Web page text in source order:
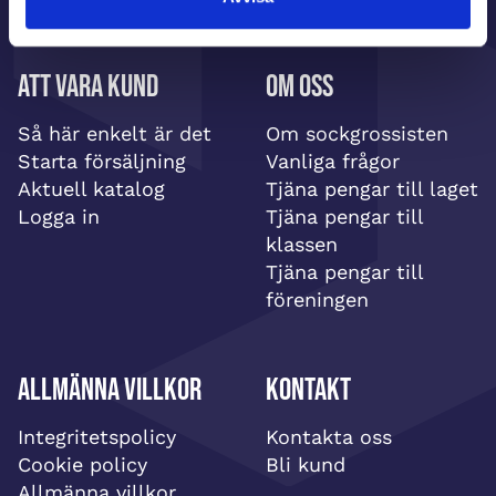
Att vara kund
Så här enkelt är det
Starta försäljning
Aktuell katalog
Logga in
Om oss
Om sockgrossisten
Vanliga frågor
Tjäna pengar till laget
Tjäna pengar till
klassen
Tjäna pengar till
föreningen
Allmänna villkor
Integritetspolicy
Cookie policy
Kontakt
Kontakta oss
Bli kund